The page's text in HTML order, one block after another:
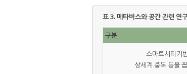
표 3.메타버스와 공간 관련 연
구분
스마트시티기
상세계 중독 등을